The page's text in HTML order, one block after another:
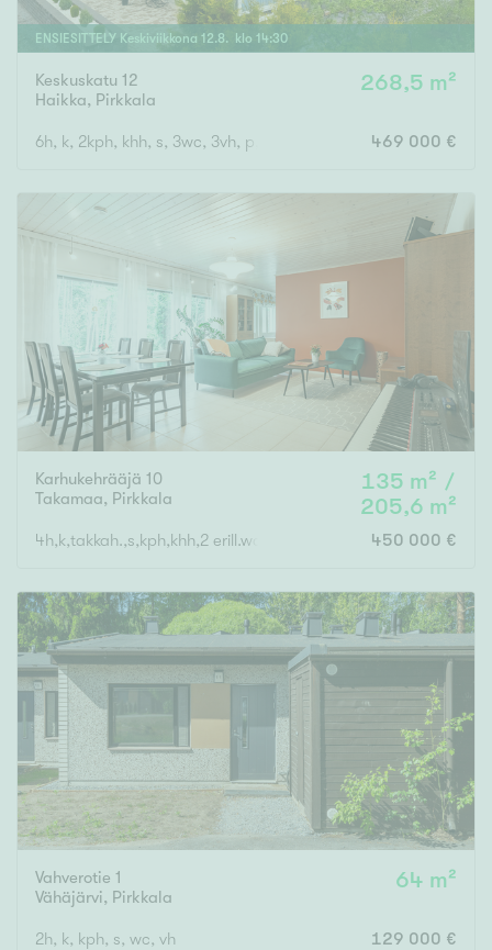
ENSIESITTELY Keskiviikkona 12.8. klo 14:30
Keskuskatu 12
Haikka, Pirkkala
268,5 m²
6h, k, 2kph, khh, s, 3wc, 3vh, p, terassi, läm.var, ak469 000 €
Karhukehrääjä 10
Takamaa, Pirkkala
135 m² /
205,6 m²
4h,k,takkah.,s,kph,khh,2 erill.wc+ AT kahdelle autolle, varasto
450 000 €
Vahverotie 1
Vähäjärvi, Pirkkala
64 m²
2h, k, kph, s, wc, vh 129 000 €